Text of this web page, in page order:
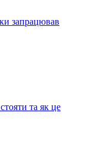
запрацював
та як це